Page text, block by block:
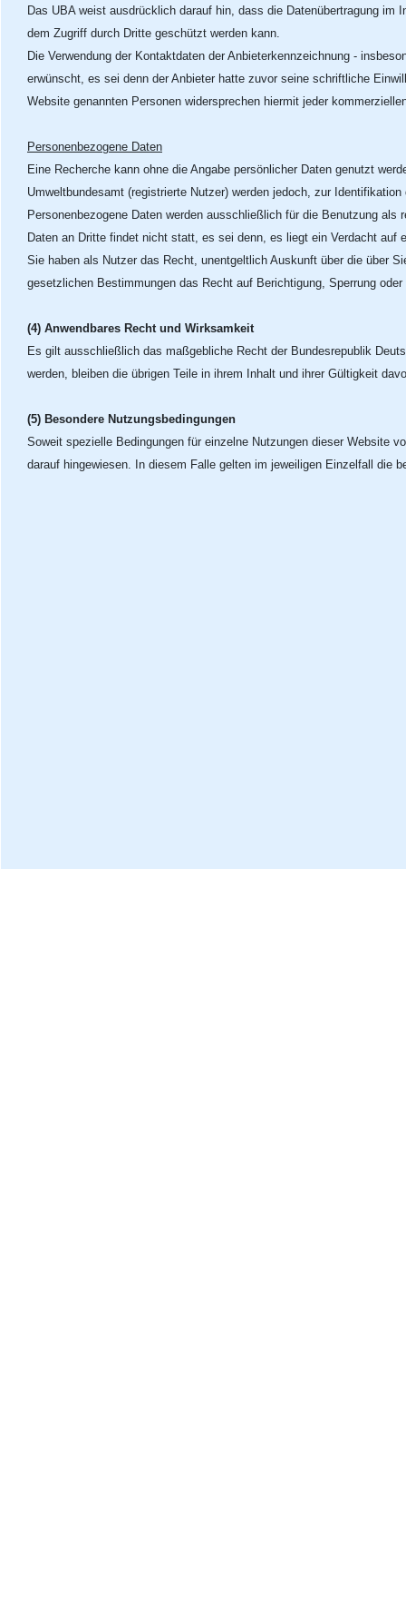
Das UBA weist ausdrücklich darauf hin, dass die Datenübertragung
dem Zugriff durch Dritte geschützt werden kann.
Die Verwendung der Kontaktdaten der Anbieterkennzeichnung -
erwünscht, es sei denn der Anbieter hatte zuvor seine schriftliche
Website genannten Personen widersprechen hiermit jeder
Personenbezogene Daten
Eine Recherche kann ohne die Angabe persönlicher Daten genutzt
Umweltbundesamt (registrierte Nutzer) werden jedoch, zur
Personenbezogene Daten werden ausschließlich für die Benutzung
Daten an Dritte findet nicht statt, es sei denn, es liegt ein Verdacht
Sie haben als Nutzer das Recht, unentgeltlich Auskunft über die über
gesetzlichen Bestimmungen das Recht auf Berichtigung, Sperrung
(4) Anwendbares Recht und Wirksamkeit
Es gilt ausschließlich das maßgebliche Recht der Bundesrepublik
werden, bleiben die übrigen Teile in ihrem Inhalt und ihrer Gültigkeit
(5) Besondere Nutzungsbedingungen
Soweit spezielle Bedingungen für einzelne Nutzungen dieser Website
darauf hingewiesen. In diesem Falle gelten im jeweiligen Einzelfall die